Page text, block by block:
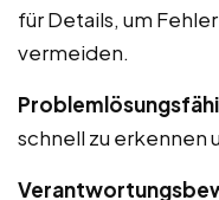
für Details, um
vermeiden.
schnell zu erkennen